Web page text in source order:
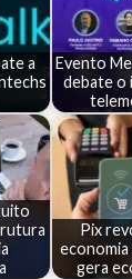
a
Evento
debate o
Pix
gera